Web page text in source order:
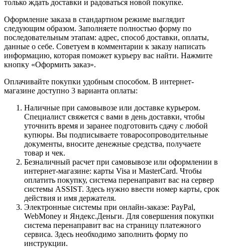
только ждать доставки и радоваться новой покупке.
Оформление заказа в стандартном режиме выглядит
следующим образом. Заполняете полностью форму по
последовательным этапам: адрес, способ доставки, оплаты,
данные о себе. Советуем в комментарии к заказу написать
информацию, которая поможет курьеру вас найти. Нажмите
кнопку «Оформить заказ».
Оплачивайте покупки удобным способом. В интернет-
магазине доступно 3 варианта оплаты:
Наличные при самовывозе или доставке курьером.
Специалист свяжется с вами в день доставки, чтобы
уточнить время и заранее подготовить сдачу с любой
купюры. Вы подписываете товаросопроводительные
документы, вносите денежные средства, получаете
товар и чек.
Безналичный расчет при самовывозе или оформлении в
интернет-магазине: карты Visa и MasterCard. Чтобы
оплатить покупку, система перенаправит вас на сервер
системы ASSIST. Здесь нужно ввести номер карты, срок
действия и имя держателя.
Электронные системы при онлайн-заказе: PayPal,
WebMoney и Яндекс.Деньги. Для совершения покупки
система перенаправит вас на страницу платежного
сервиса. Здесь необходимо заполнить форму по
инструкции.